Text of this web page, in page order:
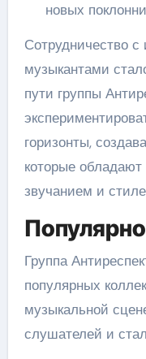
новых
Сотрудничество
музыкантами
пути группы
горизонты,
которые
звучанием и
Группа
популярных
музыкальной
слушателей и